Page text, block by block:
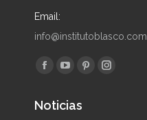
Email:
info@institutoblasco.com
Encuéntranos en:
Facebook
opens
YouTube
opens
PinterestInstagram
Noticias